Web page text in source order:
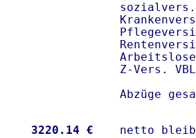
Z-Vers.
Abzüge
3220.14 € netto